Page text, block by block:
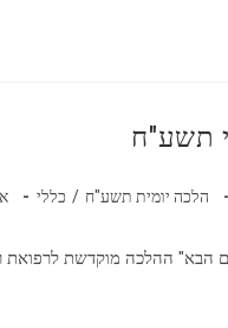
תשע"ח
הלכה יומית תשע"ח / כללי
הבא" ההלכה מוקדשת